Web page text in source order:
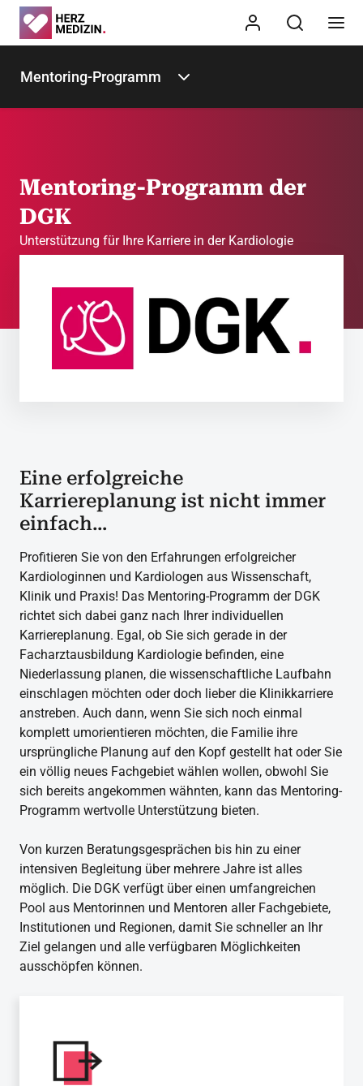
Mentoring-Programm
Mentoring-Programm der
DGK
Unterstützung für Ihre Karriere in der Kardiologie
Eine erfolgreiche
Karriereplanung ist nicht immer
einfach…
Profitieren Sie von den Erfahrungen erfolgreicher
Kardiologinnen und Kardiologen aus Wissenschaft,
Klinik und Praxis! Das Mentoring-Programm der DGK
richtet sich dabei ganz nach Ihrer individuellen
Karriereplanung. Egal, ob Sie sich gerade in der
Facharztausbildung Kardiologie befinden, eine
Niederlassung planen, die wissenschaftliche Laufbahn
einschlagen möchten oder doch lieber die Klinikkarriere
anstreben. Auch dann, wenn Sie sich noch einmal
komplett umorientieren möchten, die Familie ihre
ursprüngliche Planung auf den Kopf gestellt hat oder Sie
ein völlig neues Fachgebiet wählen wollen, obwohl Sie
sich bereits angekommen wähnten, kann das Mentoring-
Programm wertvolle Unterstützung bieten.
Von kurzen Beratungsgesprächen bis hin zu einer
intensiven Begleitung über mehrere Jahre ist alles
möglich. Die DGK verfügt über einen umfangreichen
Pool aus Mentorinnen und Mentoren aller Fachgebiete,
Institutionen und Regionen, damit Sie schneller an Ihr
Ziel gelangen und alle verfügbaren Möglichkeiten
ausschöpfen können.